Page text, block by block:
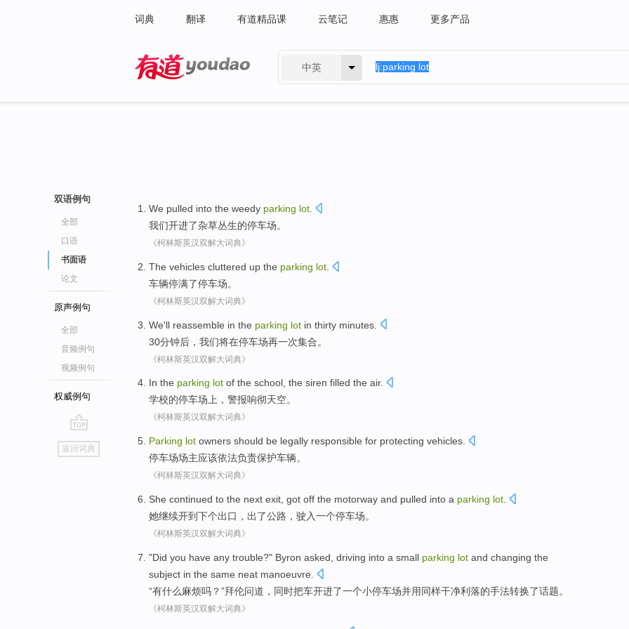
词典 翻译 有道精品课 云笔记 惠惠 更多产品
中英
双语例句
全部
口语
书面语
论文
原声例句
全部
音频例句
视频例句
权威例句
go
top
返回词典
We pulled into the weedy parking lot
我们开进了杂草丛生的停车场。
《柯林斯英汉双解大词典》
The vehicles cluttered up the parking lot
车辆停满了停车场。
《柯林斯英汉双解大词典》
We'll reassemble in the parking lot in thirty minutes
30分钟后 ， 我们将在停车场再一次集合。
《柯林斯英汉双解大词典》
In the parking lot of the school, the siren filled the air.
学校的停车场上 ， 警报响彻天空。
《柯林斯英汉双解大词典》
Parking lot owners should be legally responsible for protecting vehicles
停车场场主应该依法负责保护车辆。
《柯林斯英汉双解大词典》
She continued to the next exit , got off the motorway and pulled into a parking lot
她继续开到下个出口 ，出了公路 ， 驶入一个停车场。
《柯林斯英汉双解大词典》
"Did you have any trouble?" Byron asked , driving into a small parking lot and changing the
subject in the same neat manoeuvre.
“有什么麻烦吗？”拜伦问道 ，同时把车开进了一个小停车场并用同样干净利落的手法转换了话题。
《柯林斯英汉双解大词典》